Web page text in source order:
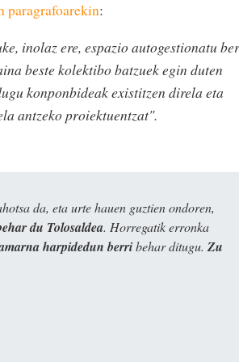
paragrafoarekin:
inolaz ere, espazio autogestionatu
beste kolektibo batzuek egin duten
konponbideak existitzen direla eta
antzeko proiektuentzat".
da, eta urte hauen guztien ondoren,
du Tolosaldea. Horregatik erronka
harpidedun berribehar ditugu. Zu